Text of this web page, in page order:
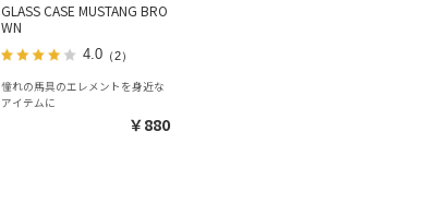
GLASS CASE MUSTANG BRO
WN
4.0（2）
憧れの馬具のエレメントを身近な
アイテムに
￥880